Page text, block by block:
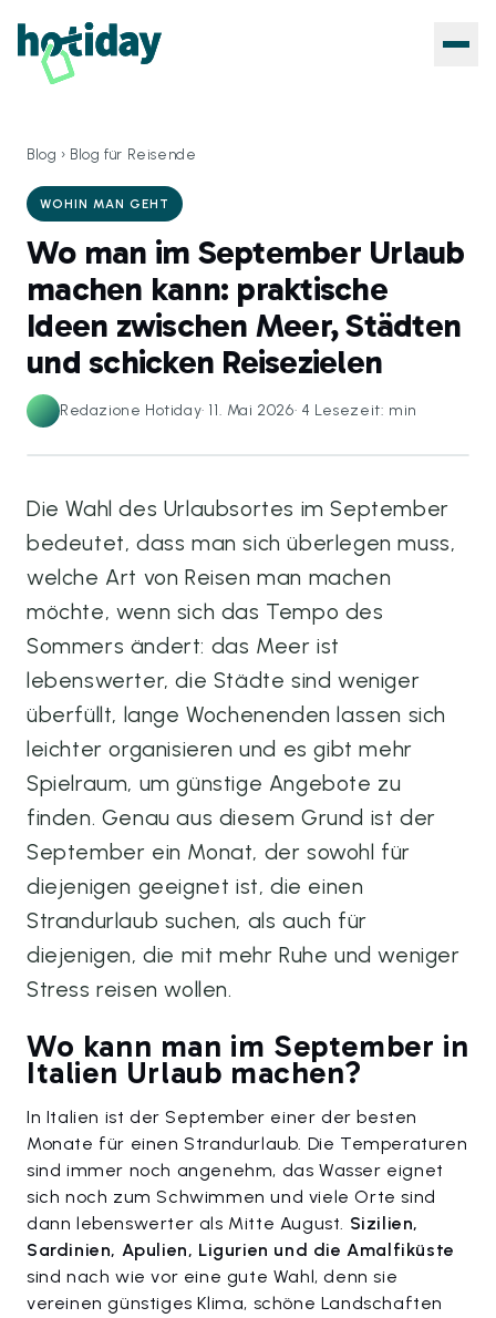
Blog › Blog für Reisende
WOHIN MAN GEHT
Wo man im September Urlaub
machen kann: praktische
Ideen zwischen Meer, Städten
und schicken Reisezielen
Redazione Hotiday· 11. Mai 2026· 4 Lesezeit: min
Die Wahl des Urlaubsortes im September
bedeutet, dass man sich überlegen muss,
welche Art von Reisen man machen
möchte, wenn sich das Tempo des
Sommers ändert: das Meer ist
lebenswerter, die Städte sind weniger
überfüllt, lange Wochenenden lassen sich
leichter organisieren und es gibt mehr
Spielraum, um günstige Angebote zu
finden. Genau aus diesem Grund ist der
September ein Monat, der sowohl für
diejenigen geeignet ist, die einen
Strandurlaub suchen, als auch für
diejenigen, die mit mehr Ruhe und weniger
Stress reisen wollen.
Wo kann man im September in
Italien Urlaub machen?
In Italien ist der September einer der besten
Monate für einen Strandurlaub. Die Temperaturen
sind immer noch angenehm, das Wasser eignet
sich noch zum Schwimmen und viele Orte sind
dann lebenswerter als Mitte August. Sizilien,
Sardinien, Apulien, Ligurien und die Amalfiküste
sind nach wie vor eine gute Wahl, denn sie
vereinen günstiges Klima, schöne Landschaften